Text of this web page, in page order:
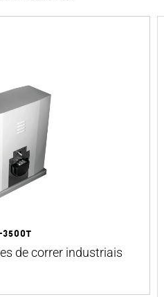
3500T
de correr industriais